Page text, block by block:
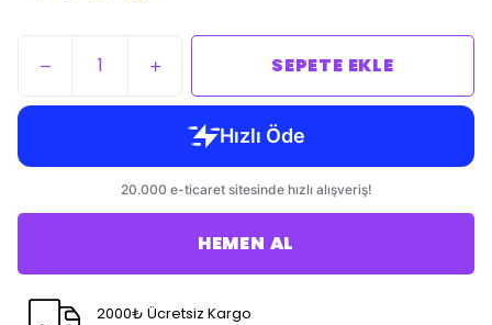
SEPETE EKLE
HEMEN AL
2000₺ Ücretsiz Kargo